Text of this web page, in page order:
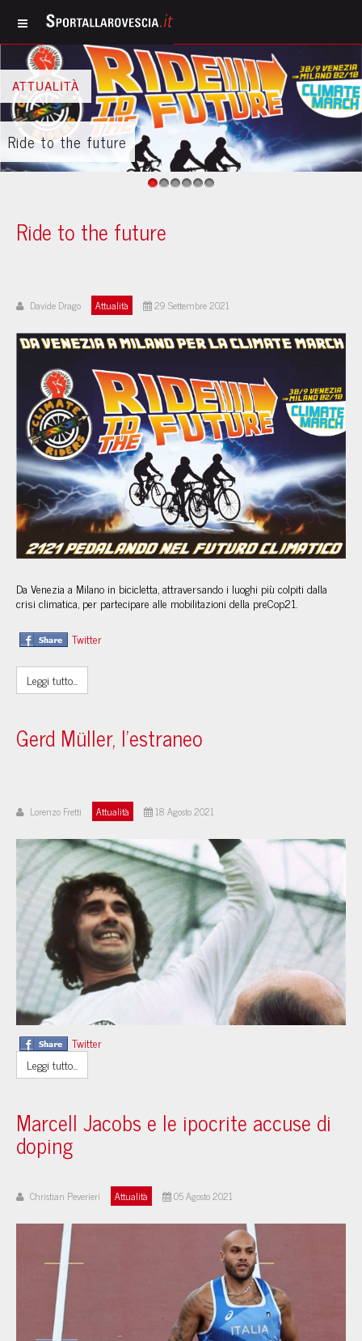
ATTUALITÀ
Gerd Müller, l’estraneo
Ride to the future
Davide Drago Attualità 29 Settembre 2021
Da Venezia a Milano in bicicletta, attraversando i luoghi più colpiti dalla
crisi climatica, per partecipare alle mobilitazioni della preCop21.
Twitter
Leggi tutto...
Gerd Müller, l’estraneo
Lorenzo Fretti Attualità 18 Agosto 2021
Twitter
Leggi tutto...
Marcell Jacobs e le ipocrite accuse di
doping
Christian Peverieri Attualità 05 Agosto 2021